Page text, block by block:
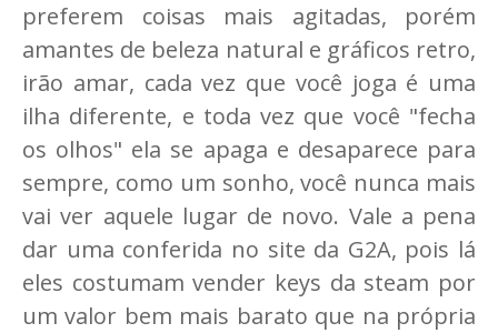
preferem coisas mais agitadas, porém
amantes de beleza natural e gráficos retro,
irão amar, cada vez que você joga é uma
ilha diferente, e toda vez que você "fecha
os olhos" ela se apaga e desaparece para
sempre, como um sonho, você nunca mais
vai ver aquele lugar de novo. Vale a pena
dar uma conferida no site da G2A, pois lá
eles costumam vender keys da steam por
um valor bem mais barato que na própria